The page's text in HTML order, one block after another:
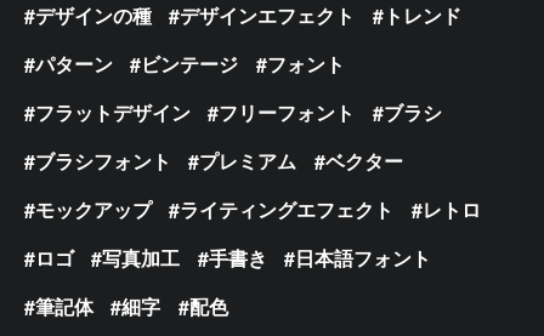
デザインの種
デザインエフェクト
トレンド
パターン
ビンテージ
フォント
フラットデザイン
フリーフォント
ブラシ
ブラシフォント
プレミアム
ベクター
モックアップ
ライティングエフェクト
レトロ
ロゴ
写真加工 手書き
日本語フォント
筆記体
細字 配色